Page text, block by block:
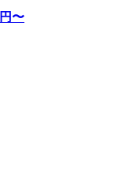
円〜